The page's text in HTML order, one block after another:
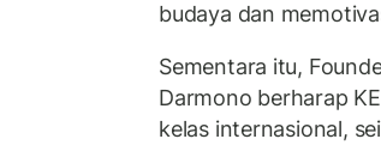
budaya dan
Sementara itu,
Darmono berharap
kelas internasional,